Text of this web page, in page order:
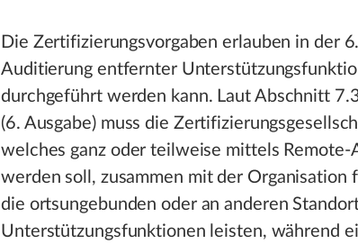
Die Zertifizierungsvorgaben erlauben in der
Auditierung entfernter
durchgeführt werden kann. Laut Abschnitt
(6. Ausgabe) muss die
welches ganz oder teilweise mittels
werden soll, zusammen mit der
die ortsungebunden oder an anderen
Unterstützungsfunktionen leisten, während